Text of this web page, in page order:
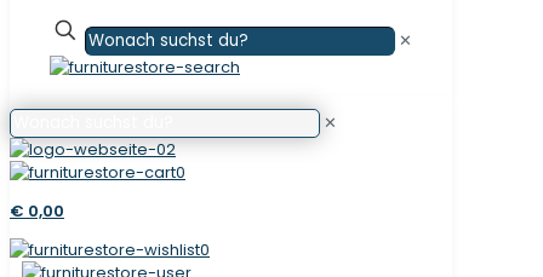
✕
✕
0
€ 0,00
0